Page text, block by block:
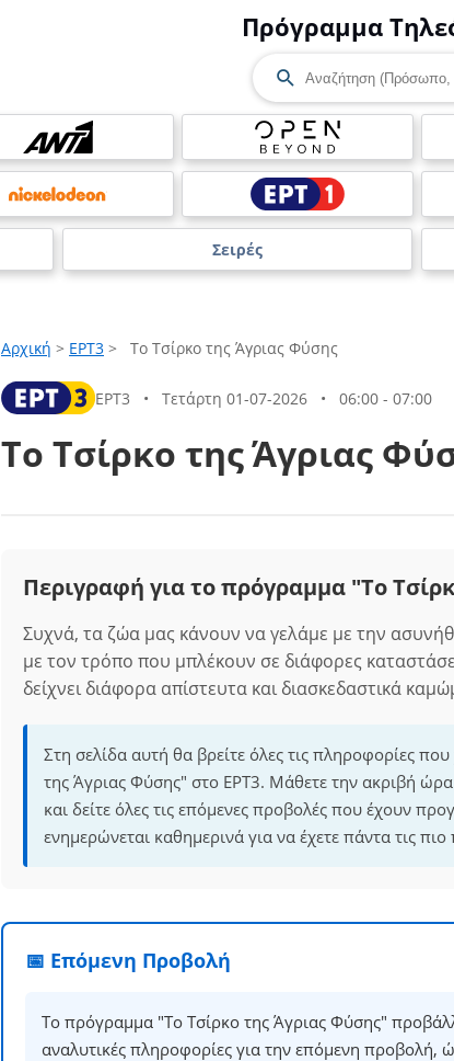
Πρόγραμμα
Σειρές
Αρχική > ΕΡΤ3 > Το Τσίρκο της Άγριας Φύσης
ΕΡΤ3 • Τετάρτη 01-07-2026 • 06:00 - 07:00
Το Τσίρκο της Άγριας
Περιγραφή για το πρόγραμμα "Το
Συχνά, τα ζώα μας κάνουν να γελάμε με την
με τον τρόπο που μπλέκουν σε διάφορες
δείχνει διάφορα απίστευτα και διασκεδαστικά
Στη σελίδα αυτή θα βρείτε όλες τις πληροφορίες
της Άγριας Φύσης" στο ΕΡΤ3. Μάθετε την ακριβή
και δείτε όλες τις επόμενες προβολές που έχουν
ενημερώνεται καθημερινά για να έχετε πάντα τις
📅 Επόμενη Προβολή
Το πρόγραμμα "Το Τσίρκο της Άγριας Φύσης"
αναλυτικές πληροφορίες για την επόμενη προβολή,